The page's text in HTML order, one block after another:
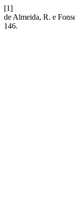
[1]
de Almeida, R. e
146.